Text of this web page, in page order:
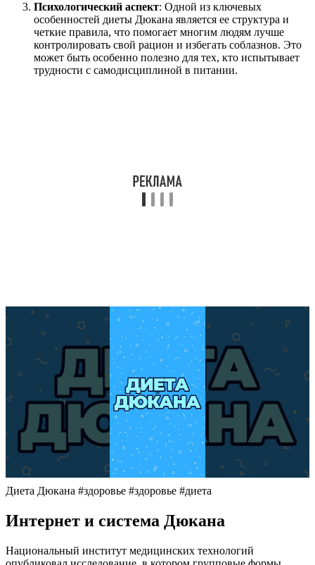
Психологический аспект: Одной из ключевых
особенностей диеты Дюкана является ее структура и
четкие правила, что помогает многим людям лучше
контролировать свой рацион и избегать соблазнов. Это
может быть особенно полезно для тех, кто испытывает
трудности с самодисциплиной в питании.
Диета Дюкана #здоровье #здоровье #диета
Интернет и система Дюкана
Национальный институт медицинских технологий